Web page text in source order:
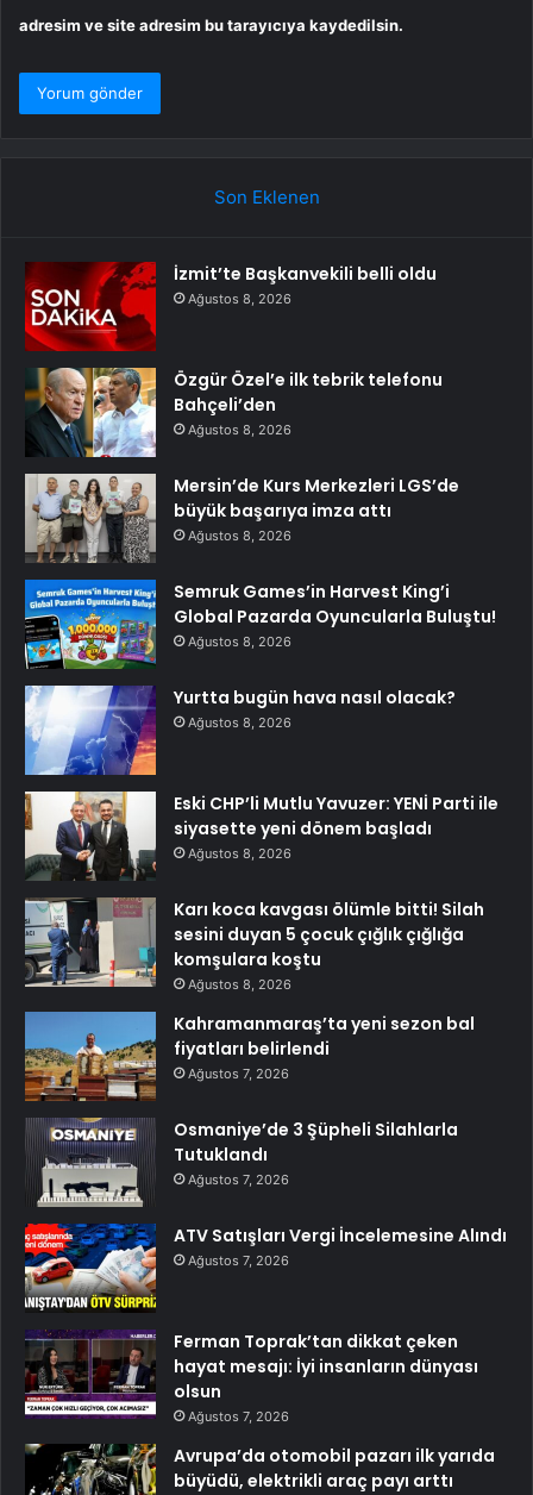
adresim ve site adresim bu tarayıcıya kaydedilsin.
Son Eklenen
İzmit’te Başkanvekili belli oldu
Ağustos 8, 2026
Özgür Özel’e ilk tebrik telefonu
Bahçeli’den
Ağustos 8, 2026
Mersin’de Kurs Merkezleri LGS’de
büyük başarıya imza attı
Ağustos 8, 2026
Semruk Games’in Harvest King’i
Global Pazarda Oyuncularla Buluştu!
Ağustos 8, 2026
Yurtta bugün hava nasıl olacak?
Ağustos 8, 2026
Eski CHP’li Mutlu Yavuzer: YENİ Parti ile
siyasette yeni dönem başladı
Ağustos 8, 2026
Karı koca kavgası ölümle bitti! Silah
sesini duyan 5 çocuk çığlık çığlığa
komşulara koştu
Ağustos 8, 2026
Kahramanmaraş’ta yeni sezon bal
fiyatları belirlendi
Ağustos 7, 2026
Osmaniye’de 3 Şüpheli Silahlarla
Tutuklandı
Ağustos 7, 2026
ATV Satışları Vergi İncelemesine Alındı
Ağustos 7, 2026
Ferman Toprak’tan dikkat çeken
hayat mesajı: İyi insanların dünyası
olsun
Ağustos 7, 2026
Avrupa’da otomobil pazarı ilk yarıda
büyüdü, elektrikli araç payı arttı